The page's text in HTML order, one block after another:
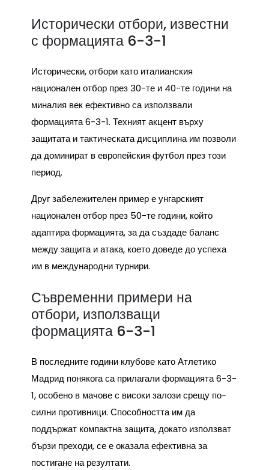
Исторически отбори, известни
с формацията 6-3-1
Исторически, отбори като италианския
национален отбор през 30-те и 40-те години на
миналия век ефективно са използвали
формацията 6-3-1. Техният акцент върху
защитата и тактическата дисциплина им позволи
да доминират в европейския футбол през този
период.
Друг забележителен пример е унгарският
национален отбор през 50-те години, който
адаптира формацията, за да създаде баланс
между защита и атака, което доведе до успеха
им в международни турнири.
Съвременни примери на
отбори, използващи
формацията 6-3-1
В последните години клубове като Атлетико
Мадрид понякога са прилагали формацията 6-3-
1, особено в мачове с високи залози срещу по-
силни противници. Способността им да
поддържат компактна защита, докато използват
бързи преходи, се е оказала ефективна за
постигане на резултати.